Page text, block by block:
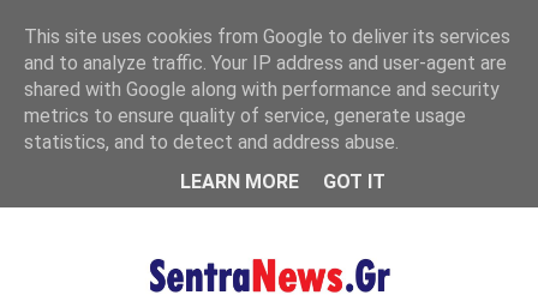
MENU
This site uses cookies from Google to deliver its services
and to analyze traffic. Your IP address and user-agent are
shared with Google along with performance and security
metrics to ensure quality of service, generate usage
statistics, and to detect and address abuse.
LEARN MORE
GOT IT